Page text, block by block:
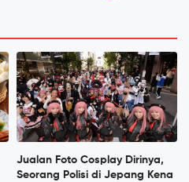
Jualan Foto Cosplay Dirinya,
Seorang Polisi di Jepang Kena